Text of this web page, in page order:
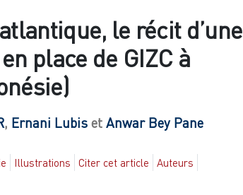
le récit d’une
place de GIZC à
, Ernani Lubis et Anwar Bey Pane
Illustrations Citer cet article Auteurs